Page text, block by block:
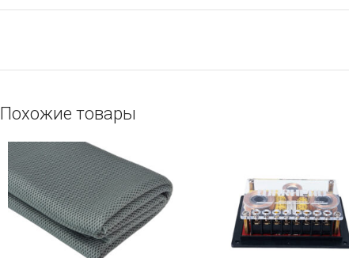
Похожие товары